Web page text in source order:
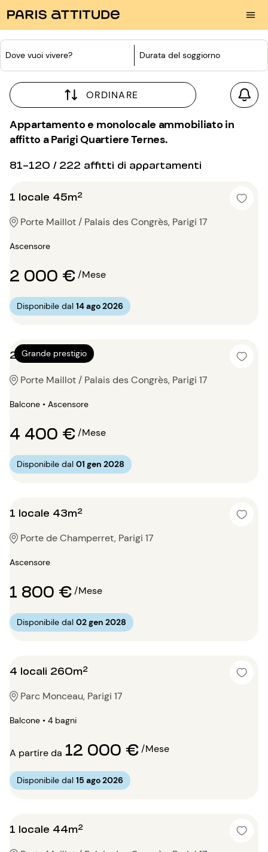
Dove vuoi vivere? Durata del soggiorno
ORDINARE
Appartamento e monolocale ammobiliato in
affitto a Parigi Quartiere Ternes.
81-120 / 222 affitti di appartamenti
1 locale 45m²
Porte Maillot / Palais des Congrès, Parigi 17
Ascensore
2 000 €/Mese
Disponibile dal 14 ago 2026
Grande prestigio
2 locali 84m²
Porte Maillot / Palais des Congrès, Parigi 17
Balcone • Ascensore
4 400 €/Mese
Disponibile dal 01 gen 2028
1 locale 43m²
Porte de Champerret, Parigi 17
Ascensore
1 800 €/Mese
Disponibile dal 02 gen 2028
4 locali 260m²
Parc Monceau, Parigi 17
Balcone • 4 bagni
A partire da 12 000 €/Mese
Disponibile dal 15 ago 2026
1 locale 44m²